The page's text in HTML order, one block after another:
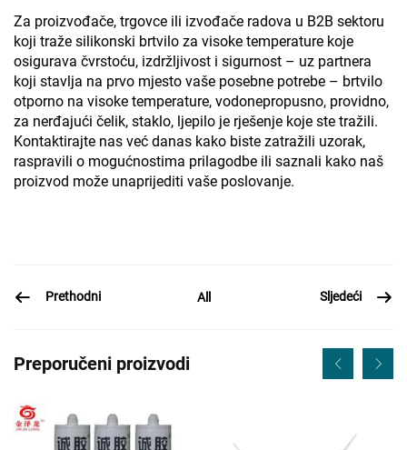
Za proizvođače, trgovce ili izvođače radova u B2B sektoru
koji traže silikonski brtvilo za visoke temperature koje
osigurava čvrstoću, izdržljivost i sigurnost – uz partnera
koji stavlja na prvo mjesto vaše posebne potrebe – brtvilo
otporno na visoke temperature, vodonepropusno, providno,
za nerđajući čelik, staklo, ljepilo je rješenje koje ste tražili.
Kontaktirajte nas već danas kako biste zatražili uzorak,
raspravili o mogućnostima prilagodbe ili saznali kako naš
proizvod može unaprijediti vaše poslovanje.
Prethodni All Sljedeći
Preporučeni proizvodi